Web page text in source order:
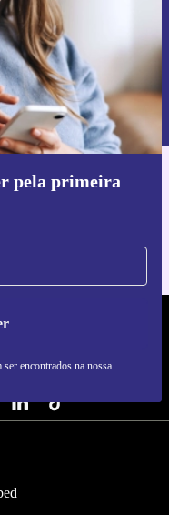
pela primeira
encontrados na nossa
ser encontrados na
app refurbed
NEW.